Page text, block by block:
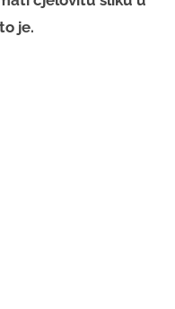
je.